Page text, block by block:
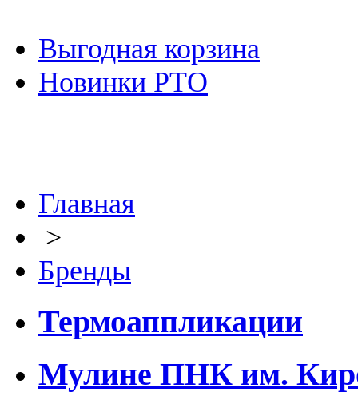
Выгодная корзина
Новинки РТО
Главная
>
Бренды
Термоаппликации
Мулине ПНК им.